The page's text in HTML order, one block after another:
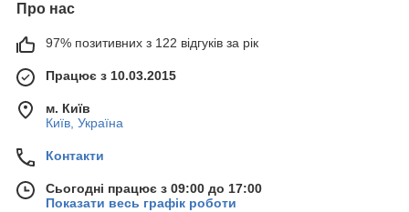
Про нас
97% позитивних з 122 відгуків за рік
Працює з 10.03.2015
м. Київ
Київ, Україна
Контакти
Сьогодні працює з 09:00 до 17:00
Показати весь графік роботи